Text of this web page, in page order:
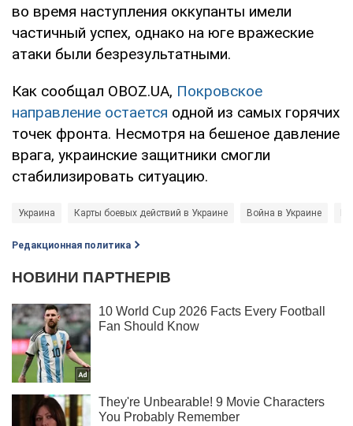
во время наступления оккупанты имели
частичный успех, однако на юге вражеские
атаки были безрезультатными.
Как сообщал OBOZ.UA, Покровское
направление остается одной из самых горячих
точек фронта. Несмотря на бешеное давление
врага, украинские защитники смогли
стабилизировать ситуацию.
Украина Карты боевых действий в Украине Война в Украине
Редакционная политика